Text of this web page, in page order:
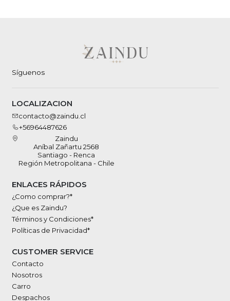
Síguenos
LOCALIZACION
contacto@zaindu.cl
+56964487626
Zaindu
Aníbal Zañartu 2568
Santiago - Renca
Región Metropolitana - Chile
ENLACES RÁPIDOS
¿Como comprar?*
¿Que es Zaindu?
Términos y Condiciones*
Políticas de Privacidad*
CUSTOMER SERVICE
Contacto
Nosotros
Carro
Despachos